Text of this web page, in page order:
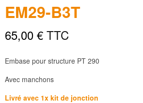
EM29-B3T
65,00 € TTC
Embase pour structure PT 290
Avec manchons
Livré avec 1x kit de jonction